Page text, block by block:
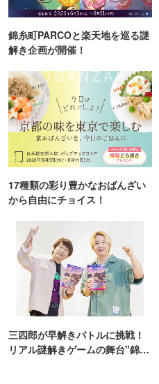
錦糸町PARCOと楽天地を巡る謎
解き企画が開催！
17種類の彩り豊かなおばんざい
から自由にチョイス！
三四郎が早解きバトルに挑戦！
リアル謎解きゲームの舞台"錦糸